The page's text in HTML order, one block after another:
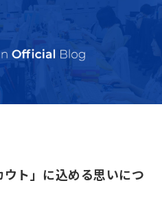
ト」に込める思いにつ